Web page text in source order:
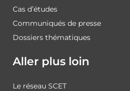
Cas d’études
Communiqués de presse
Dossiers thématiques
Aller plus loin
Le réseau SCET